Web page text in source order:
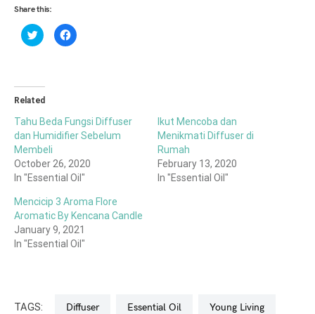
Share this:
Click
to
share
window)
Click
to
Related
Tahu Beda Fungsi Diffuser
dan Humidifier Sebelum
Membeli
October 26, 2020
In "Essential Oil"
Ikut Mencoba dan
Menikmati Diffuser di
Rumah
February 13, 2020
In "Essential Oil"
Mencicip 3 Aroma Flore
Aromatic By Kencana Candle
January 9, 2021
In "Essential Oil"
TAGS: Diffuser Essential Oil Young Living